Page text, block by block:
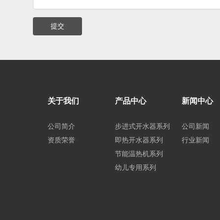
提交
关于我们
公司简介
资质荣誉
产品中心
步进式开水器系列
即热开水器系列
节能温热机系列
幼儿专用系列
新闻中心
公司新闻
行业新闻